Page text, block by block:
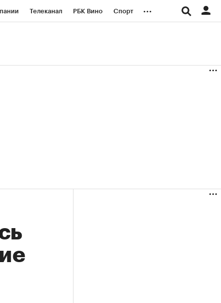
Телеканал РБК Вино Спорт ...